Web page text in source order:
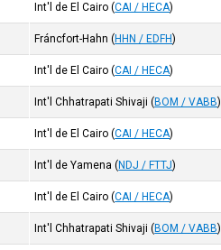
Int'l de El Cairo (CAI / HECA)
Fráncfort-Hahn (HHN / EDFH)
Int'l de El Cairo (CAI / HECA)
Int'l Chhatrapati Shivaji (BOM / VABB)
Int'l de El Cairo (CAI / HECA)
Int'l de Yamena (NDJ / FTTJ)
Int'l de El Cairo (CAI / HECA)
Int'l Chhatrapati Shivaji (BOM / VABB)